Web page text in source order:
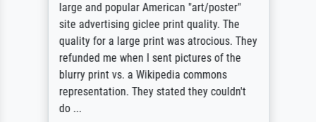
large and popular American "art/poster"
site advertising giclee print quality. The
quality for a large print was atrocious. They
refunded me when I sent pictures of the
blurry print vs. a Wikipedia commons
representation. They stated they couldn't
do ...